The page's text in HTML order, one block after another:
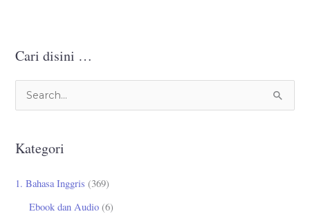
Cari disini …
i
u
Kategori
1. Bahasa Inggris (369)
Ebook dan Audio (6)